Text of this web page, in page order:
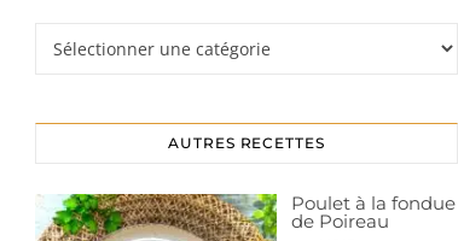
AUTRES RECETTES
Poulet à la fondue
de Poireau